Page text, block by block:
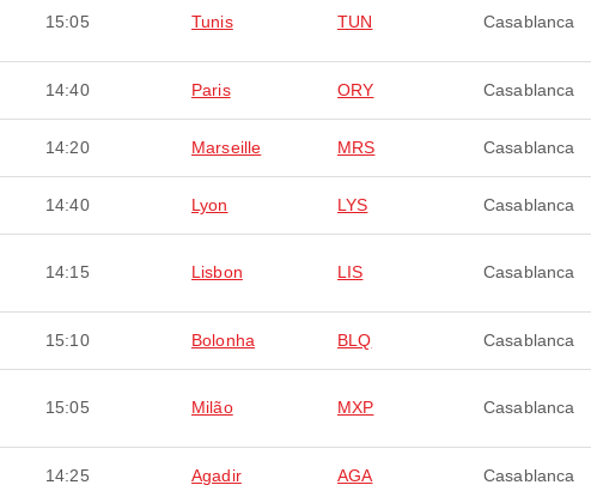
15:05 Tunis TUN Casablanca
14:40 Paris ORY Casablanca
14:20 Marseille MRS Casablanca
14:40 Lyon LYS Casablanca
14:15 Lisbon LIS Casablanca
15:10 Bolonha BLQ Casablanca
15:05 Milão MXP Casablanca
14:25 Agadir AGA Casablanca